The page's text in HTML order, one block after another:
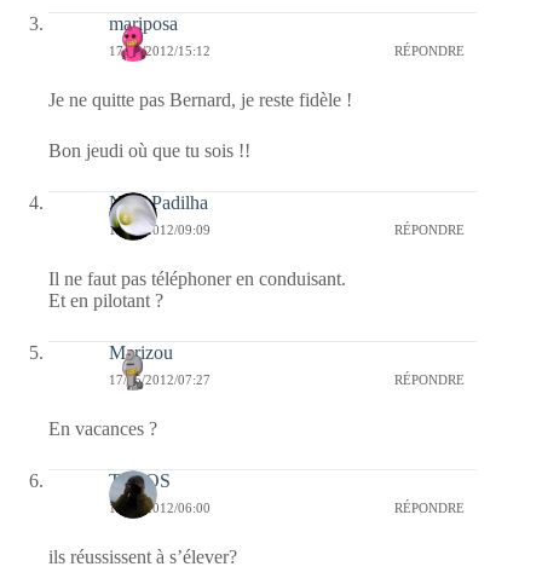
mariposa
17/05/2012/15:12 RÉPONDRE
Je ne quitte pas Bernard, je reste fidèle !
Bon jeudi où que tu sois !!
Nina Padilha
17/05/2012/09:09 RÉPONDRE
Il ne faut pas téléphoner en conduisant.
Et en pilotant ?
Marizou
17/05/2012/07:27 RÉPONDRE
En vacances ?
TELOS
17/05/2012/06:00 RÉPONDRE
ils réussissent à s’élever?